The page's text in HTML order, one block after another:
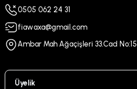
0505 062 24 31
fiawaxa@gmail.com
Ambar Mah Ağaçişleri 33.Cad No:15
Üyelik